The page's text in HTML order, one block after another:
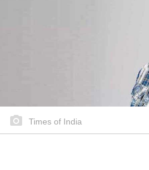
Times of India